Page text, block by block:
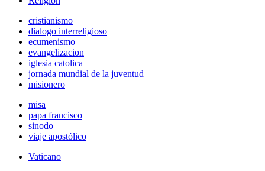
cristianismo
dialogo interreligioso
ecumenismo
evangelizacion
iglesia catolica
jornada mundial de la juventud
misionero
misa
papa francisco
sinodo
viaje apostólico
Vaticano